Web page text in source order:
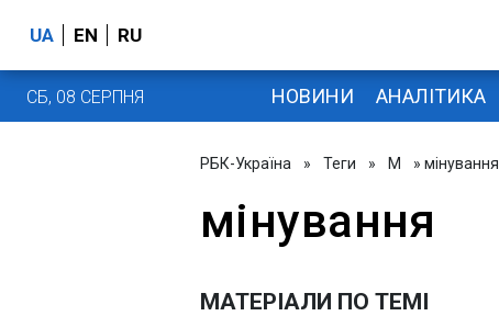
UA EN RU
СБ, 08 СЕРПНЯ НОВИНИ АНАЛІТИКА
РБК-Україна » Теги » М » мінування
мінування
МАТЕРІАЛИ ПО ТЕМІ